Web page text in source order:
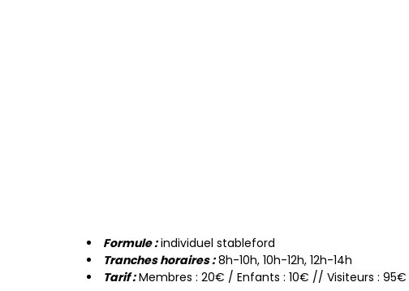
Form ule :individuel stableford
Tranches horaires :8h-10h, 10h-12h, 12h-14h
Tarif :Membres : 20€ / Enfants : 10€ // Visiteurs :